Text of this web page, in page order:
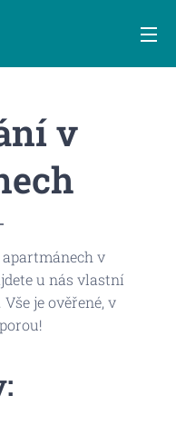
v
v
u nás vlastní
je ověřené, v